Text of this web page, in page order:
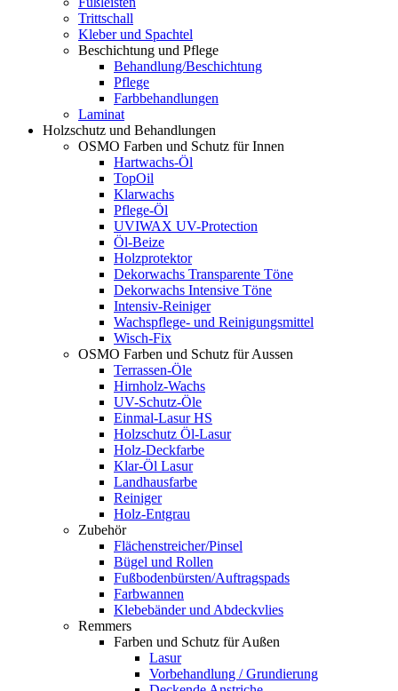
Trittschall
Kleber und Spachtel
Beschichtung und Pflege
Behandlung/Beschichtung
Pflege
Farbbehandlungen
Laminat
Holzschutz und Behandlungen
OSMO Farben und Schutz für Innen
Hartwachs-Öl
TopOil
Klarwachs
Pflege-Öl
UVIWAX UV-Protection
Öl-Beize
Holzprotektor
Dekorwachs Transparente Töne
Dekorwachs Intensive Töne
Intensiv-Reiniger
Wachspflege- und Reinigungsmittel
Wisch-Fix
OSMO Farben und Schutz für Aussen
Terrassen-Öle
Hirnholz-Wachs
UV-Schutz-Öle
Einmal-Lasur HS
Holzschutz Öl-Lasur
Holz-Deckfarbe
Klar-Öl Lasur
Landhausfarbe
Reiniger
Holz-Entgrau
Zubehör
Flächenstreicher/Pinsel
Bügel und Rollen
Fußbodenbürsten/Auftragspads
Farbwannen
Klebebänder und Abdeckvlies
Remmers
Farben und Schutz für Außen
Lasur
Vorbehandlung / Grundierung